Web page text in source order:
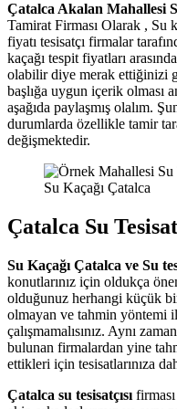
Çatalca Akalan Mahallesi
Tamirat Firması Olarak , Su
fiyatı tesisatçı firmalar
kaçağı tespit fiyatları
olabilir diye merak ettiğinizi
başlığa uygun içerik olması
aşağıda paylaşmış olalım.
durumlarda özellikle tamir
değişmektedir.
Su Kaçağı Çatalca
Çatalca Su
Su Kaçağı Çatalca ve Su
konutlarınız için oldukça
olduğunuz herhangi küçük
olmayan ve tahmin yöntemi
çalışmamalısınız. Aynı
bulunan firmalardan yine
ettikleri için tesisatlarınıza
Çatalca su tesisatçısı